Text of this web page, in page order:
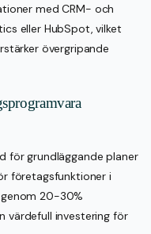
med CRM- och
eller HubSpot, vilket
övergripande
för grundläggande planer
företagsfunktioner i
genom 20-30%
värdefull investering för